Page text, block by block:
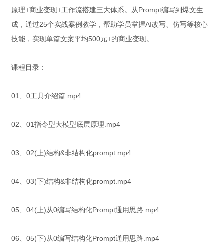
原理+商业变现+工作流搭建三大体系。从Prompt编写到爆文生
成，通过25个实战案例教学，帮助学员掌握AI改写、仿写等核心
技能，实现单篇文案平均500元+的商业变现。
课程目录：
01、0工具介绍篇.mp4
02、01指令型大模型底层原理.mp4
03、02(上)结构&非结构化prompt.mp4
04、03(下)结构&非结构化prompt.mp4
05、04(上)从0编写结构化Prompt通用思路.mp4
06、05(下)从0编写结构化Prompt通用思路.mp4